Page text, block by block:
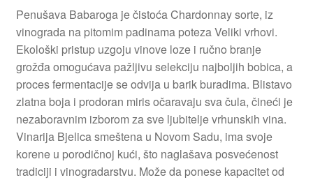
Poklon aranzmani izdvajamo
Slatki buketi
Pokloni
Pokloni za 8. mart
Pokloni za Dan zaljubljenih
Penušava Babaroga je čistoća Chardonnay sorte, iz
vinograda na pitomim padinama poteza Veliki vrhovi.
Ekološki pristup uzgoju vinove loze i ručno branje
grožđa omogućava pažljivu selekciju najboljih bobica, a
proces fermentacije se odvija u barik buradima. Blistavo
zlatna boja i prodoran miris očaravaju sva čula, čineći je
nezaboravnim izborom za sve ljubitelje vrhunskih vina.
Vinarija Bjelica smeštena u Novom Sadu, ima svoje
korene u porodičnoj kući, što naglašava posvećenost
tradiciji i vinogradarstvu. Može da ponese kapacitet od